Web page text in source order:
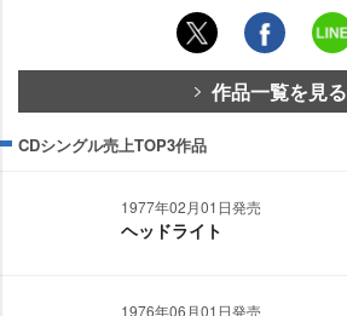
作品一覧を見る
CDシングル売上TOP3作品
1977年02月01日発売
ヘッドライト
1976年06月01日発売